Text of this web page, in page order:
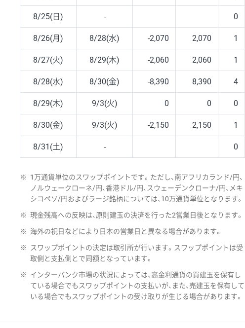
8/25(日) - 0
8/26(月) 8/28(水) -2,070 2,070 1
8/27(火) 8/29(木) -2,060 2,060 1
8/28(水) 8/30(金) -8,390 8,390 4
8/29(木) 9/3(火) 0 0 0
8/30(金) 9/3(火) -2,150 2,150 1
8/31(土) - 0
※
1万通貨単位のスワップポイントです。ただし、南アフリカランド/円、
ノルウェークローネ/円、香港ドル/円、スウェーデンクローナ/円、メキ
シコペソ/円およびラージ銘柄については、10万通貨単位となります。
※ 現金残高への反映は、原則建玉の決済を行った2営業日後となります。
※ 海外の祝日などにより日本の営業日と異なる場合があります。
※
スワップポイントの決定は取引所が行います。スワップポイントは受
取側と支払側とで同額となっています。
※
インターバンク市場の状況によっては、高金利通貨の買建玉を保有し
ている場合でもスワップポイントの支払いが、また、売建玉を保有して
いる場合でもスワップポイントの受け取りが生じる場合があります。